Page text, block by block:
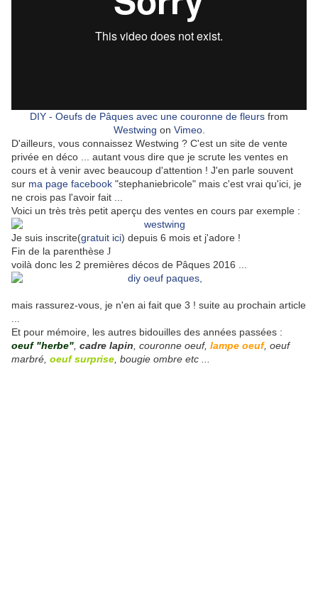
DIY - Oeufs de Pâques avec une couronne de fleurs from
Westwing on Vimeo.
D'ailleurs, vous connaissez Westwing ? C'est un site de vente
privée en déco ... autant vous dire que je scrute les ventes en
cours et à venir avec beaucoup d'attention ! J'en parle souvent
sur ma page facebook "stephaniebricole" mais c'est vrai qu'ici, je
ne crois pas l'avoir fait ...
Voici un très très petit aperçu des ventes en cours par exemple :
Je suis inscrite(gratuit ici) depuis 6 mois et j'adore !
Fin de la parenthèse J
voilà donc les 2 premières décos de Pâques 2016 ...
mais rassurez-vous, je n'en ai fait que 3 ! suite au prochain article
Et pour mémoire, les autres bidouilles des années passées :
oeuf "herbe" cadre lapin , couronne oeuf, lampe oeuf, oeuf
marbré, oeuf surprise , bougie ombre etc ...